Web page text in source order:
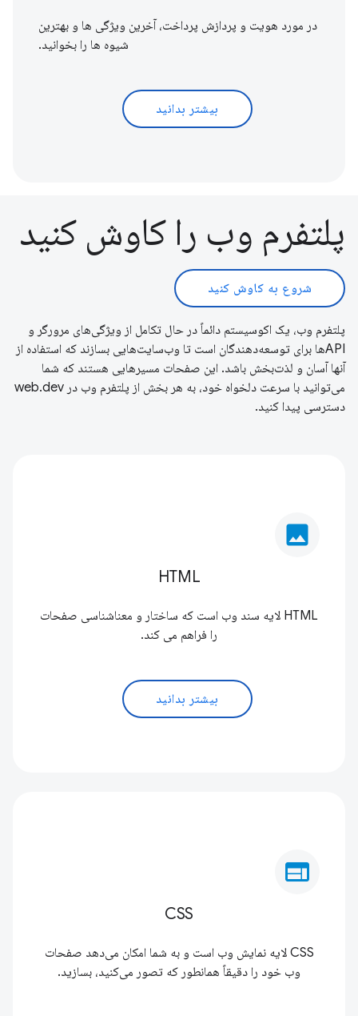
در مورد هویت و پردازش پرداخت، آخرین ویژگی ها و بهترین
شیوه ها را بخوانید.
بیشتر بدانید
پلتفرم وب را کاوش کنید
شروع به کاوش کنید
پلتفرم وب، یک اکوسیستم دائماً در حال تکامل از ویژگی‌های مرورگر و
APIها برای توسعه‌دهندگان است تا وب‌سایت‌هایی بسازند که استفاده از
آنها آسان و لذت‌بخش باشد. این صفحات مسیرهایی هستند که شما
می‌توانید با سرعت دلخواه خود، به هر بخش از پلتفرم وب در web.dev
دسترسی پیدا کنید.
image
HTML
HTML لایه سند وب است که ساختار و معناشناسی صفحات
را فراهم می کند.
بیشتر بدانید
web
CSS
CSS لایه نمایش وب است و به شما امکان می‌دهد صفحات
وب خود را دقیقاً همانطور که تصور می‌کنید، بسازید.